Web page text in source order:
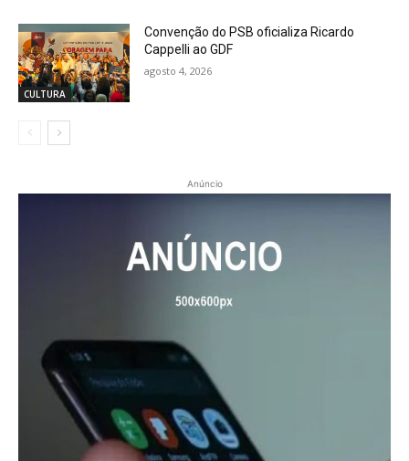
CULTURA
Convenção do PSB oficializa Ricardo
Cappelli ao GDF
agosto 4, 2026
Anúncio